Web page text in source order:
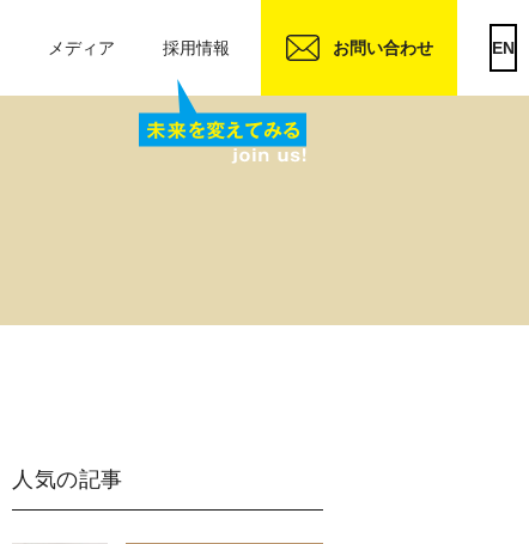
EN
メディア 採用情報 お問い合わせ
人気の記事